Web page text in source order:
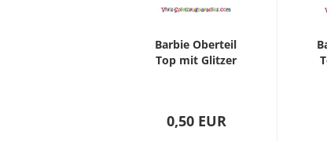
Barbie Oberteil
Top mit Glitzer
0,50 EUR